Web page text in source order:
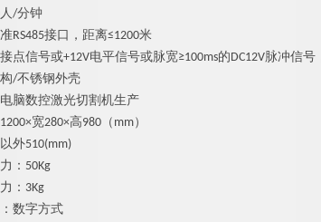
/分钟
RS485接口，距离≤1200米
点信号或+12V电平信号或脉宽≥100ms的DC12V脉冲信号
/不锈钢外壳
脑数控激光切割机生产
宽280×高980（mm）
外510(mm)
： 50Kg
：3Kg
数字方式